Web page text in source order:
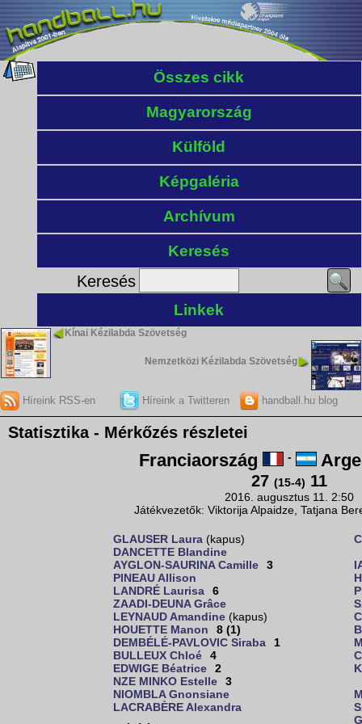
Összes cikk
Magyarország
Külföld
Képgaléria
Archívum
Keresés
Keresés
Linkek
Kínai Kézilabda Szövetség
Nemzetközi Kézilabda Szövetség
Híreink RSS-en Híreink a Twitteren handball.hu blog
Statisztika - Mérkőzés részletei
Franciaország -
27 (15-4) 11
2016. augusztus 11. 2:50
Játékvezetők: Viktorija Alpaidze, Tatjana
GLAUSER Laura (kapus)
DANCETTE Blandine
AYGLON-SAURINA Camille
3
PINEAU Allison
LANDRÉ Laurisa
6
ZAADI-DEUNA Grâce
LEYNAUD Amandine (kapus)
HOUETTE Manon
8 (1)
DEMBÉLÉ-PAVLOVIC Siraba
1
BULLEUX Chloé
4
EDWIGE Béatrice
2
NZE MINKO Estelle
3
NIOMBLA Gnonsiane
LACRABÈRE Alexandra